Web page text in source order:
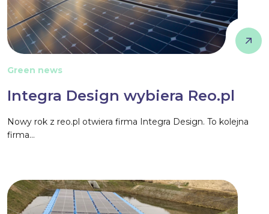
Green news
Integra Design wybiera Reo.pl
Nowy rok z reo.pl otwiera firma Integra Design. To kolejna
firma...